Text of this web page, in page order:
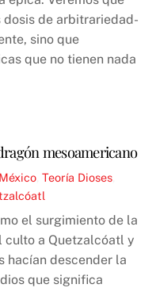
dosis de arbitrariedad-
sino que
que no tienen nada
mesoamericano
,Teoría Dioses
el surgimiento de la
culto a Quetzalcóatl y
hacían descender la
que significa